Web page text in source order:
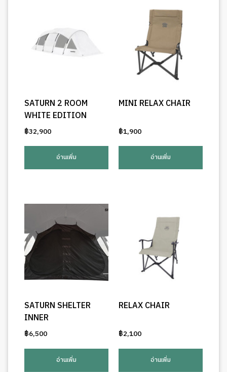
SATURN 2 ROOM
WHITE EDITION
฿32,900
อ่านเพิ่ม
MINI RELAX CHAIR
฿1,900
อ่านเพิ่ม
SATURN SHELTER
INNER
฿6,500
อ่านเพิ่ม
RELAX CHAIR
฿2,100
อ่านเพิ่ม